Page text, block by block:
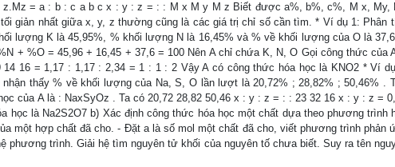
= a : b : c a b c x : y : z = : : M x M y M z Biết được a%, b%, c%, M x, My,
giản nhất giữa x, y, z thường cũng là các giá trị chỉ số cần tìm. * Ví dụ 1: Phân
lượng K là 45,95%, % khối lượng N là 16,45% và % về khối lượng của O là
+ %O = 45,96 + 16,45 + 37,6 = 100 Nên A chỉ chứa K, N, O Gọi công thức của
16 = 1,17 : 1,17 : 2,34 = 1 : 1 : 2 Vậy A có công thức hóa học là KNO2 * Ví
thấy % về khối lượng của Na, S, O lần lượt là 20,72% ; 28,82% ; 50,46% .
của A là : NaxSyOz . Ta có 20,72 28,82 50,46 x : y : z = : : 23 32 16 x : y : z =
là Na2S2O7 b) Xác định công thức hóa học một chất dựa theo phương trình
một hợp chất đã cho. - Đặt a là số mol một chất đã cho, viết phương trình phản
phương trình. Giải hệ tìm nguyên tử khối của nguyên tố chưa biết. Suy ra tên